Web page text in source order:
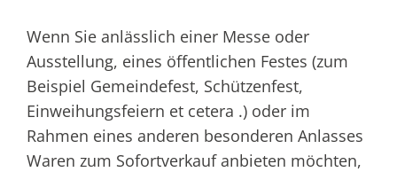
Wenn Sie anlässlich einer Messe oder
Ausstellung, eines öffentlichen Festes (zum
Beispiel Gemeindefest, Schützenfest,
Einweihungsfeiern et cetera .) oder im
Rahmen eines anderen besonderen Anlasses
Waren zum Sofortverkauf anbieten möchten,